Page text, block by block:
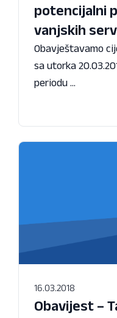
potencijalni
vanjskih
Obavještavamo
sa utorka
periodu ...
16.03.2018
Obavijest –